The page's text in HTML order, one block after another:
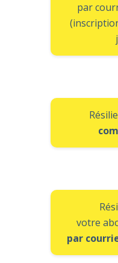
par
votre
par